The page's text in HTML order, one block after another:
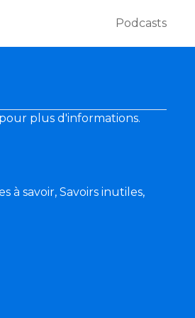
Podcasts
pour plus d'informations.
à savoir, Savoirs inutiles,